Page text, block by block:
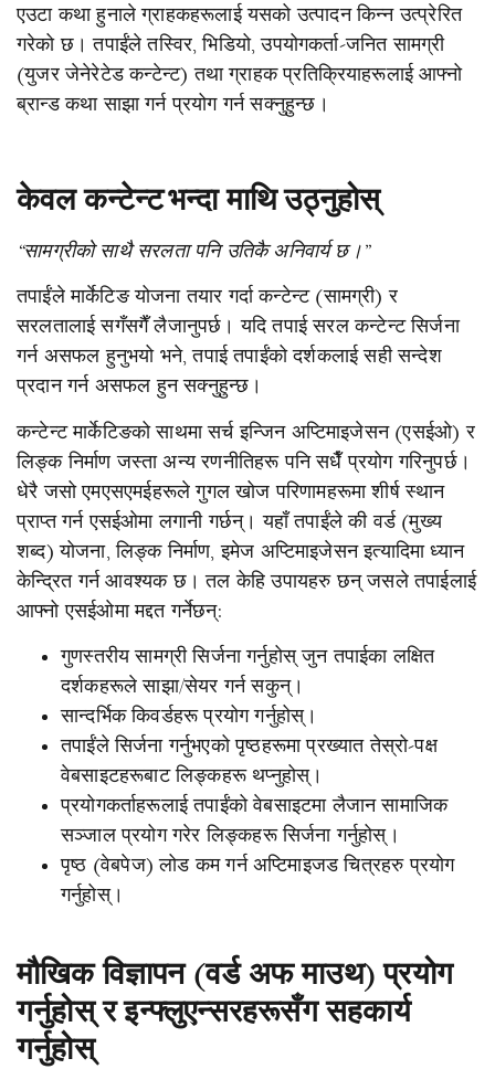
एउटा कथा हुनाले ग्राहकहरूलाई यसको उत्पादन किन्न उत्प्रेरित
गरेको छ। तपाईंले तस्विर, भिडियो, उपयोगकर्ता-जनित सामग्री
(युजर जेनेरेटेड कन्टेन्ट) तथा ग्राहक प्रतिक्रियाहरूलाई आफ्नो
ब्रान्ड कथा साझा गर्न प्रयोग गर्न सक्नुहुन्छ।
केवल कन्टेन्ट भन्दा माथि उठ्नुहोस्
“सामग्रीको साथै सरलता पनि उतिकै अनिवार्य छ।”
तपाईंले मार्केटिङ योजना तयार गर्दा कन्टेन्ट (सामग्री) र
सरलतालाई सगँसगैँ लैजानुपर्छ। यदि तपाई सरल कन्टेन्ट सिर्जना
गर्न असफल हुनुभयो भने, तपाई तपाईंको दर्शकलाई सही सन्देश
प्रदान गर्न असफल हुन सक्नुहुन्छ।
कन्टेन्ट मार्केटिङको साथमा सर्च इन्जिन अप्टिमाइजेसन (एसईओ) र
लिङ्क निर्माण जस्ता अन्य रणनीतिहरू पनि सधैँ प्रयोग गरिनुपर्छ।
धेरै जसो एमएसएमईहरूले गुगल खोज परिणामहरूमा शीर्ष स्थान
प्राप्त गर्न एसईओमा लगानी गर्छन्। यहाँ तपाईंले की वर्ड (मुख्य
शब्द) योजना, लिङ्क निर्माण, इमेज अप्टिमाइजेसन इत्यादिमा ध्यान
केन्द्रित गर्न आवश्यक छ। तल केहि उपायहरु छन् जसले तपाईलाई
आफ्नो एसईओमा मद्दत गर्नेछन्:
गुणस्तरीय सामग्री सिर्जना गर्नुहोस् जुन तपाईका लक्षित
दर्शकहरूले साझा/सेयर गर्न सकुन्।
सान्दर्भिक किवर्डहरू प्रयोग गर्नुहोस्।
तपाईंले सिर्जना गर्नुभएको पृष्ठहरूमा प्रख्यात तेस्रो-पक्ष
वेबसाइटहरूबाट लिङ्कहरू थप्नुहोस्।
प्रयोगकर्ताहरूलाई तपाईंको वेबसाइटमा लैजान सामाजिक
सञ्जाल प्रयोग गरेर लिङ्कहरू सिर्जना गर्नुहोस्।
पृष्ठ (वेबपेज) लोड कम गर्न अप्टिमाइजड चित्रहरु प्रयोग
गर्नुहोस्।
मौखिक विज्ञापन (वर्ड अफ माउथ) प्रयोग
गर्नुहोस् र इन्फ्लुएन्सरहरूसँग सहकार्य
गर्नुहोस्